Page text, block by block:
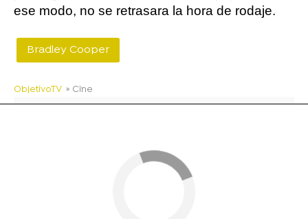
ese modo, no se retrasara la hora de rodaje.
Bradley Cooper
ObjetivoTV » Cine